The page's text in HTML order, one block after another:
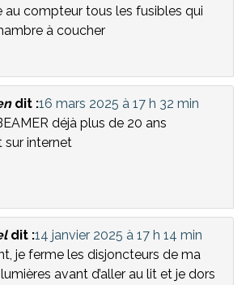
au compteur tous les fusibles qui
à coucher
dit :16 mars 2025 à 17 h 32 min
déjà plus de 20 ans
sur internet
dit :14 janvier 2025 à 17 h 14 min
je ferme les disjoncteurs de ma
avant d’aller au lit et je dors